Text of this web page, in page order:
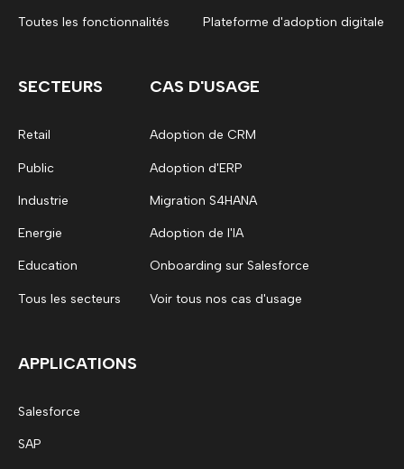
Toutes les fonctionnalités Plateforme d'adoption digitale
SECTEURS
Retail
Public
Industrie
Energie
Education
Tous les secteurs
CAS D'USAGE
Adoption de CRM
Adoption d'ERP
Migration S4HANA
Adoption de l'IA
Onboarding sur Salesforce
Voir tous nos cas d'usage
APPLICATIONS
Salesforce
SAP